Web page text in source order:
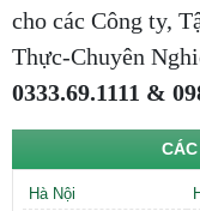
cho các Công ty,
Thực-Chuyên
0333.69.1111 &
Hà Nội